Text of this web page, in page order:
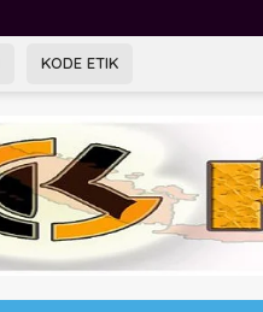
Tingkatkan
KODE ETIK